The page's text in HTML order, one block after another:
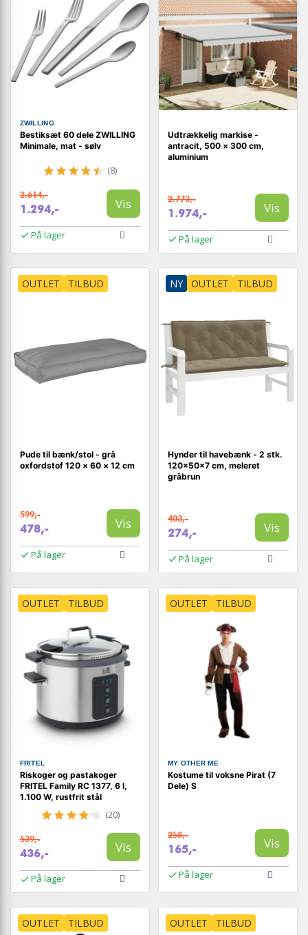
ZWILLING
Bestiksæt 60 dele ZWILLING
Minimale, mat - sølv
(8)
2.614,-
1.294,- Vis
På lager
Udtrækkelig markise -
antracit, 500 × 300 cm,
aluminium
2.773,-
1.974,- Vis
På lager
OUTLET TILBUD
Pude til bænk/stol - grå
oxfordstof 120 × 60 × 12 cm
599,-
478,- Vis
På lager
NY OUTLET TILBUD
Hynder til havebænk - 2 stk.
120×50×7 cm, meleret
gråbrun
403,-
274,- Vis
På lager
OUTLET TILBUD
FRITEL
Riskoger og pastakoger
FRITEL Family RC 1377, 6 l,
1.100 W, rustfrit stål
(20)
539,-
436,- Vis
På lager
OUTLET TILBUD
MY OTHER ME
Kostume til voksne Pirat (7
Dele) S
258,-
165,- Vis
På lager
OUTLET TILBUD OUTLET TILBUD